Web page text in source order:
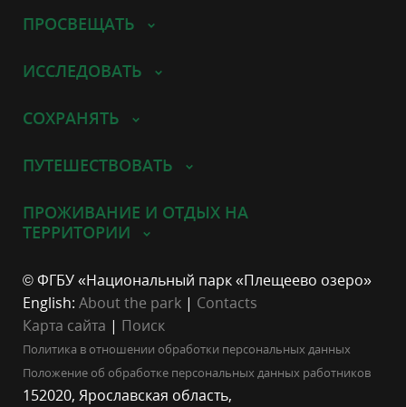
ПРОСВЕЩАТЬ
ИССЛЕДОВАТЬ
СОХРАНЯТЬ
ПУТЕШЕСТВОВАТЬ
ПРОЖИВАНИЕ И ОТДЫХ НА
ТЕРРИТОРИИ
© ФГБУ «Национальный парк «Плещеево озеро»
English: About the park | Contacts
Карта сайта | Поиск
Политика в отношении обработки персональных данных
Положение об обработке персональных данных работников
152020, Ярославская область,